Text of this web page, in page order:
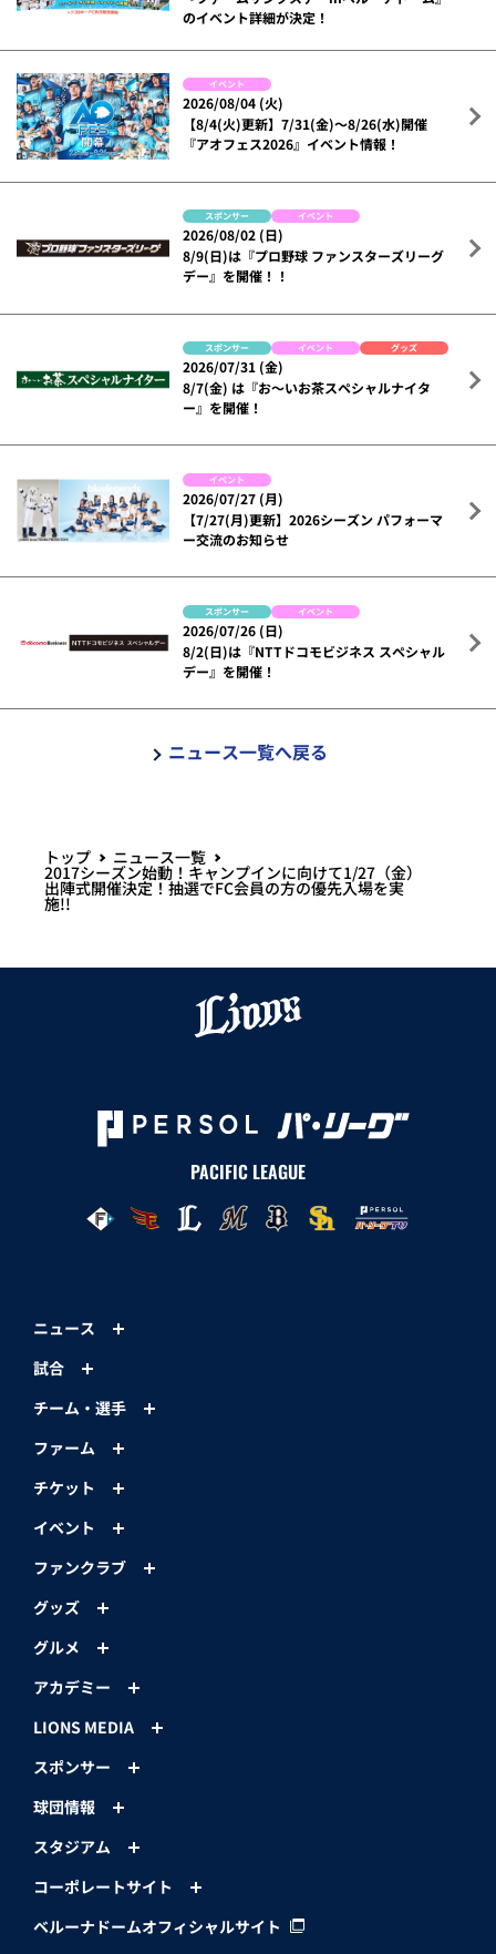
のイベント詳細が決定！
イベント
2026/08/04 (火)
【8/4(火)更新】7/31(金)～8/26(水)開催
『アオフェス2026』イベント情報！
スポンサー イベント
2026/08/02 (日)
8/9(日)は『プロ野球 ファンスターズリーグ
デー』を開催！！
スポンサー イベント グッズ
2026/07/31 (金)
8/7(金) は『お～いお茶スペシャルナイタ
ー』を開催！
イベント
2026/07/27 (月)
【7/27(月)更新】2026シーズン パフォーマ
ー交流のお知らせ
スポンサー イベント
2026/07/26 (日)
8/2(日)は『NTTドコモビジネス スペシャル
デー』を開催！
ニュース一覧へ戻る
トップ ニュース一覧
2017シーズン始動！キャンプインに向けて1/27（金）
出陣式開催決定！抽選でFC会員の方の優先入場を実
施!!
PACIFIC LEAGUE
ニュース
試合
チーム・選手
ファーム
チケット
イベント
ファンクラブ
グッズ
グルメ
アカデミー
LIONS MEDIA
スポンサー
球団情報
スタジアム
コーポレートサイト
ベルーナドームオフィシャルサイト